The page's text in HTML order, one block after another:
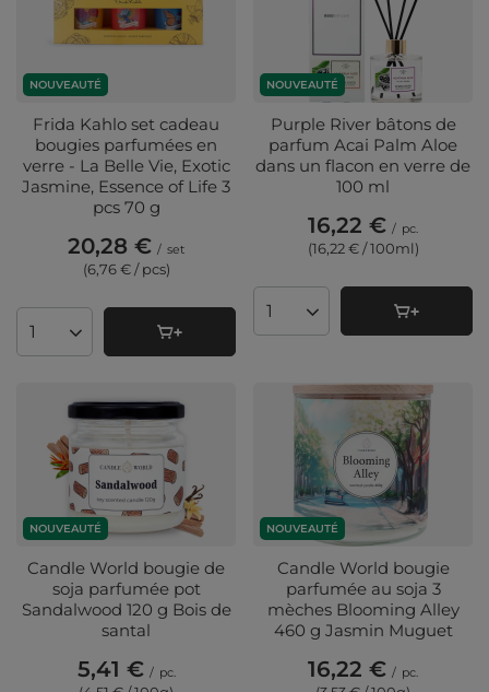
NOUVEAUTÉ
Frida Kahlo set cadeau
bougies parfumées en
verre - La Belle Vie, Exotic
Jasmine, Essence of Life 3
pcs 70 g
20,28 € / set
(6,76 € / pcs)
Quantité de produits
NOUVEAUTÉ
Purple River bâtons de
parfum Acai Palm Aloe
dans un flacon en verre de
100 ml
16,22 € / pc.
(16,22 € / 100ml)
Quantité de produits
NOUVEAUTÉ
Candle World bougie de
soja parfumée pot
Sandalwood 120 g Bois de
santal
5,41 € / pc.
NOUVEAUTÉ
Candle World bougie
parfumée au soja 3
mèches Blooming Alley
460 g Jasmin Muguet
16,22 € / pc.